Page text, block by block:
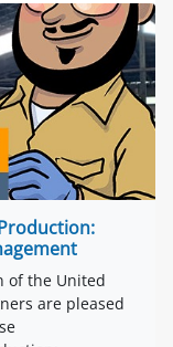
of the United
are pleased